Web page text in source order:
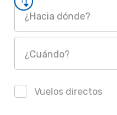
¿Hacia dónde?
¿Cuándo?
Vuelos directos